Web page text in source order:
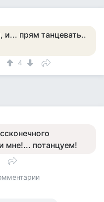
и... прям танцевать..
4
мне!... потанцуем!